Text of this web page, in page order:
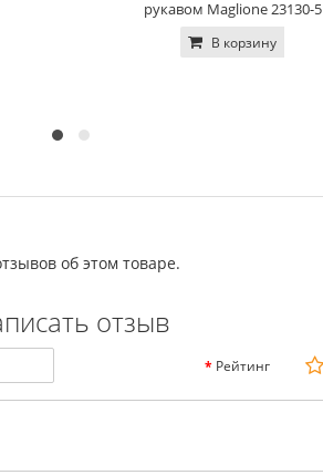
рукавом Maglione 23130-5
В корзину
об этом товаре.
отзыв
Рейтинг